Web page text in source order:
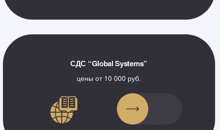
СДС “Global Systems”
цены от 10 000 руб.